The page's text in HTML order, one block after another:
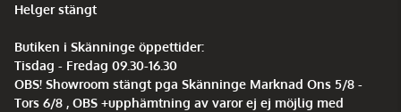
Helger stängt
Butiken i Skänninge öppettider:
Tisdag - Fredag 09.30-16.30
OBS! Showroom stängt pga Skänninge Marknad Ons 5/8 -
Tors 6/8 , OBS +upphämtning av varor ej ej möjlig med